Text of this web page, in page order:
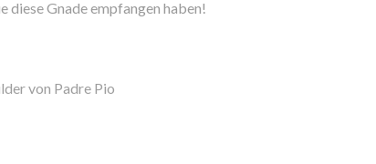
diese Gnade empfangen haben!
von Padre Pio